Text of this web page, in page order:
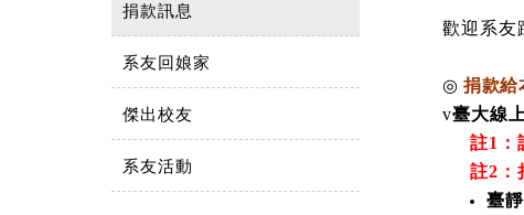
捐款訊息
系友回娘家
傑出校友
系友活動
歡迎系友
◎ 捐款給
v臺大線
註1：
註2：
臺